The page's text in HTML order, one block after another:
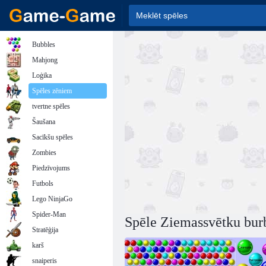
Spēle Ziemassvētku
Bubbles
Mahjong
Loģika
Spēles zēniem
tvertne spēles
Šaušana
Sacīkšu spēles
Zombies
Piedzīvojums
Futbols
Lego NinjaGo
Spider-Man
Stratēģija
karš
snaiperis